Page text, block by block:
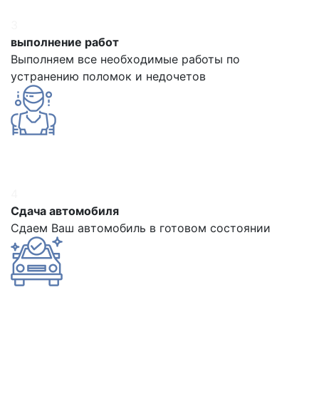
выполнение работ
Выполняем все необходимые работы по
устранению поломок и недочетов
Сдача автомобиля
Сдаем Ваш автомобиль в готовом состоянии